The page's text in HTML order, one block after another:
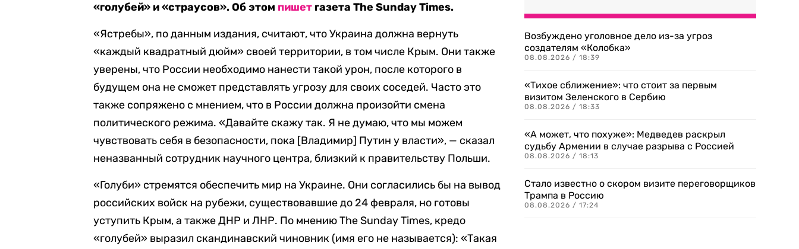
«голубей» и «страусов». Об этом пишет газета The Sunday Times.
«Ястребы», по данным издания, считают, что Украина должна вернуть
«каждый квадратный дюйм» своей территории, в том числе Крым. Они также
уверены, что России необходимо нанести такой урон, после которого в
будущем она не сможет представлять угрозу для своих соседей. Часто это
также сопряжено с мнением, что в России должна произойти смена
политического режима. «Давайте скажу так. Я не думаю, что мы можем
чувствовать себя в безопасности, пока [Владимир] Путин у власти», — сказал
неназванный сотрудник научного центра, близкий к правительству Польши.
«Голуби» стремятся обеспечить мир на Украине. Они согласились бы на вывод
российских войск на рубежи, существовавшие до 24 февраля, но готовы
уступить Крым, а также ДНР и ЛНР. По мнению The Sunday Times, кредо
«голубей» выразил скандинавский чиновник (имя его не называется): «Такая
Возбуждено уголовное дело из-за угроз
создателям «Колобка»
08.08.2026 / 18:39
«Тихое сближение»: что стоит за первым
визитом Зеленского в Сербию
08.08.2026 / 18:33
«А может, что похуже»: Медведев раскрыл
судьбу Армении в случае разрыва с Россией
08.08.2026 / 18:13
Стало известно о скором визите переговорщиков
Трампа в Россию
08.08.2026 / 17:24